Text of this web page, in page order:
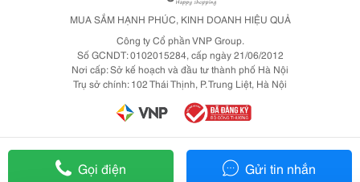
Gọi điện Gửi tin nhắn
MUA SẮM HẠNH PHÚC, KINH DOANH HIỆU QUẢ
Công ty Cổ phần VNP Group.
Số GCNDT: 0102015284, cấp ngày 21/06/2012
Nơi cấp: Sở kế hoạch và đầu tư thành phố Hà Nội
Trụ sở chính: 102 Thái Thịnh, P. Trung Liệt, Hà Nội